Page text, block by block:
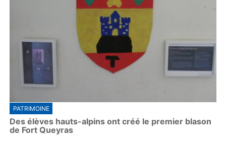
PATRIMOINE
Des élèves hauts-alpins ont créé le premier blason
de Fort Queyras